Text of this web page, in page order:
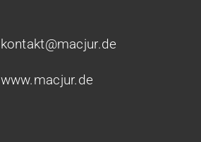
kontakt@macjur.de
www.macjur.de